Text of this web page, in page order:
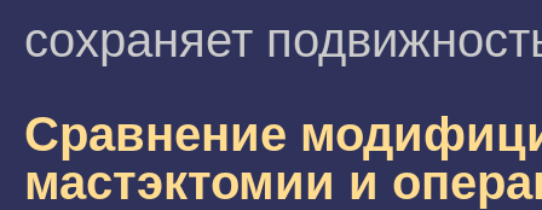
сохраняет
Сравнение
мастэктомии и